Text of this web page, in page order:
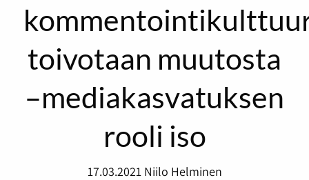
toivotaan muutosta
–mediakasvatuksen
rooli iso
17.03.2021 Niilo Helminen